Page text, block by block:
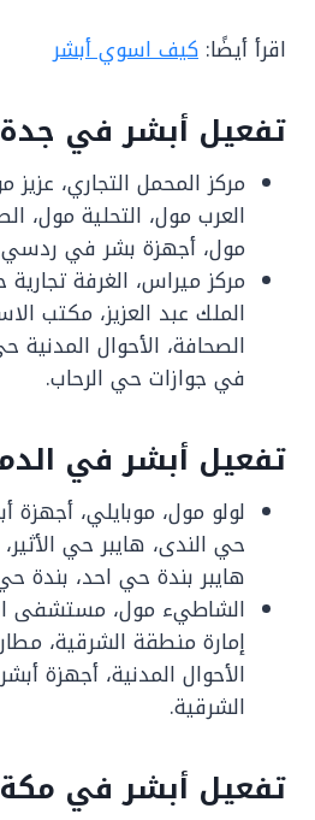
اقرأ أيضًا: كيف اسوي أبشر
تفعيل أبشر في جدة
مركز المحمل التجاري،
العرب مول، التحلية مول،
مول، أجهزة بشر في
مركز ميراس، الغرفة
الملك عبد العزيز، مكتب
الصحافة، الأحوال المدنية
في جوازات حي الرحاب.
تفعيل أبشر في
‏لولو مول، موبايلي، أجهزة
حي الندى، هايبر حي
هايبر بندة حي احد، بندة
الشاطيء مول، مستشفى
إمارة منطقة الشرقية،
الأحوال المدنية، أجهزة
الشرقية.
تفعيل أبشر في